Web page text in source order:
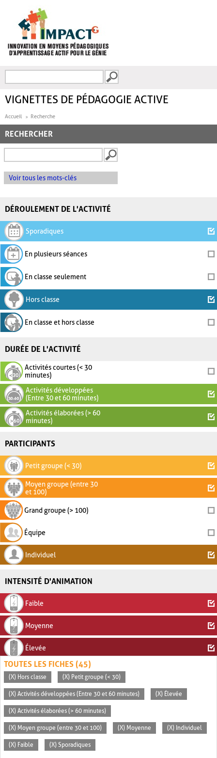
FORMULAIRE DE
VIGNETTES DE PÉDAGOGIE ACTIVE
Accueil Recherche
RECHERCHER
Voir tous les mots-clés
DÉROULEMENT DE L'ACTIVITÉ
Sporadiques
En plusieurs séances
En classe seulement
Hors classe
En classe et hors classe
DURÉE DE L'ACTIVITÉ
Activités courtes (< 30
minutes)
Activités développées
(Entre 30 et 60 minutes)
Activités élaborées (> 60
minutes)
PARTICIPANTS
Petit groupe (< 30)
Moyen groupe (entre 30
et 100)
Grand groupe (> 100)
Équipe
Individuel
INTENSITÉ D'ANIMATION
Faible
Moyenne
Élevée
TOUTES LES FICHES (45)
(X) Hors classe (X) Petit groupe (< 30)
(X) Activités développées (Entre 30 et 60 minutes) (X) Élevée
(X) Activités élaborées (> 60 minutes)
(X) Moyen groupe (entre 30 et 100) (X) Moyenne (X) Individuel
(X) Faible (X) Sporadiques